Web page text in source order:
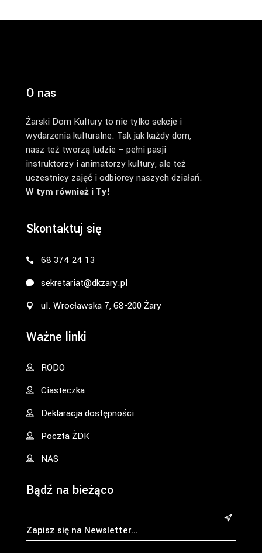
O nas
Żarski Dom Kultury to nie tylko sekcje i
wydarzenia kulturalne. Tak jak każdy dom,
nasz też tworzą ludzie – pełni pasji
instruktorzy i animatorzy kultury, ale też
uczestnicy zajęć i odbiorcy naszych działań.
W tym również i Ty!
Skontaktuj się
68 374 24 13
sekretariat@dkzary.pl
ul. Wrocławska 7, 68-200 Żary
Ważne linki
RODO
Ciasteczka
Deklaracja dostępności
Poczta ŻDK
NAS
Bądź na bieżąco
&